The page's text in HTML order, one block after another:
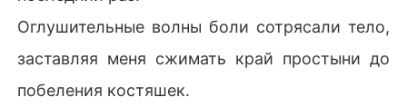
Оглушительные волны боли сотрясали тело,
заставляя меня сжимать край простыни до
побеления костяшек.